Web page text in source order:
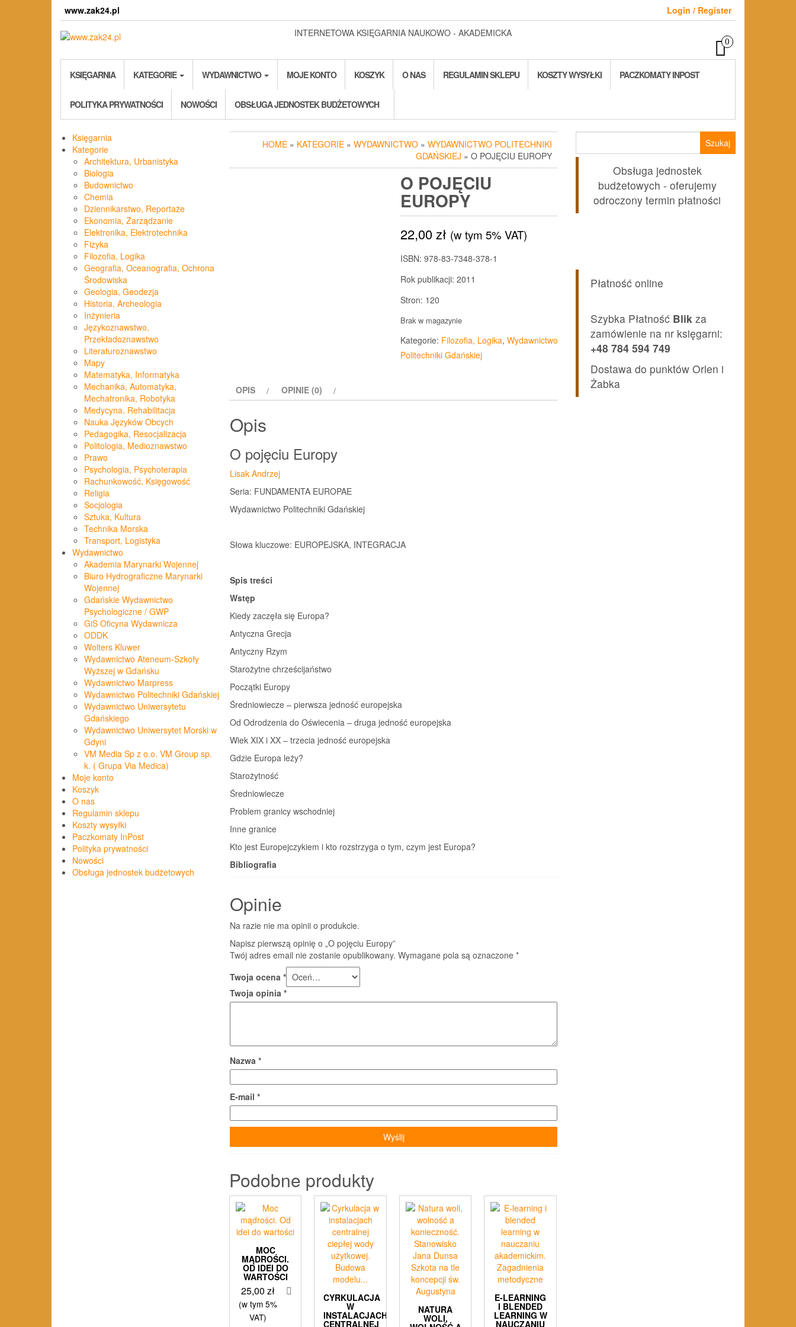
www.zak24.pl
Login / Register
INTERNETOWA KSIĘGARNIA NAUKOWO - AKADEMICKA
0
KSIĘGARNIA KATEGORIE WYDAWNICTWO MOJE KONTO KOSZYK O NAS REGULAMIN SKLEPU KOSZTY WYSYŁKI PACZKOMATY INPOST
POLITYKA PRYWATNOŚCI NOWOŚCI OBSŁUGA JEDNOSTEK BUDŻETOWYCH
Księgarnia
Kategorie
Architektura, Urbanistyka
Biologia
Budownictwo
Chemia
Dziennikarstwo, Reportaże
Ekonomia, Zarządzanie
Elektronika, Elektrotechnika
Fizyka
Filozofia, Logika
Geografia, Oceanografia, Ochrona
Środowiska
Geologia, Geodezja
Historia, Archeologia
Inżynieria
Językoznawstwo,
Przekładoznawstwo
Literaturoznawstwo
Mapy
Matematyka, Informatyka
Mechanika, Automatyka,
Mechatronika, Robotyka
Medycyna, Rehabilitacja
Nauka Języków Obcych
Pedagogika, Resocjalizacja
Politologia, Medioznawstwo
Prawo
Psychologia, Psychoterapia
Rachunkowość, Księgowość
Religia
Socjologia
Sztuka, Kultura
Technika Morska
Transport, Logistyka
Wydawnictwo
Akademia Marynarki Wojennej
Biuro Hydrograficzne Marynarki
Wojennej
Gdańskie Wydawnictwo
Psychologiczne / GWP
GiS Oficyna Wydawnicza
ODDK
Wolters Kluwer
Wydawnictwo Ateneum-Szkoły
Wyższej w Gdańsku
Wydawnictwo Marpress
Wydawnictwo Politechniki Gdańskiej
Wydawnictwo Uniwersytetu
Gdańskiego
Wydawnictwo Uniwersytet Morski w
Gdyni
VM Media Sp z o.o. VM Group sp.
k. ( Grupa Via Medica)
Moje konto
Koszyk
O nas
Regulamin sklepu
Koszty wysyłki
Paczkomaty InPost
Polityka prywatności
Nowości
Obsługa jednostek budżetowych
HOME » KATEGORIE » WYDAWNICTWO » WYDAWNICTWO POLITECHNIKI
GDAŃSKIEJ » O POJĘCIU EUROPY
O POJĘCIU
EUROPY
22,00zł (w tym 5% VAT)
ISBN: 978-83-7348-378-1
Rok publikacji: 2011
Stron: 120
Brak w magazynie
Kategorie: Filozofia, Logika, Wydawnictwo
Politechniki Gdańskiej
OPIS OPINIE (0)
Opis
O pojęciu Europy
Lisak Andrzej
Seria: FUNDAMENTA EUROPAE
Wydawnictwo Politechniki Gdańskiej
Słowa kluczowe: EUROPEJSKA, INTEGRACJA
Spis treści
Wstęp
Kiedy zaczęła się Europa?
Antyczna Grecja
Antyczny Rzym
Starożytne chrześcijaństwo
Początki Europy
Średniowiecze – pierwsza jedność europejska
Od Odrodzenia do Oświecenia – druga jedność europejska
Wiek XIX i XX – trzecia jedność europejska
Gdzie Europa leży?
Starożytność
Średniowiecze
Problem granicy wschodniej
Inne granice
Kto jest Europejczykiem i kto rozstrzyga o tym, czym jest Europa?
Bibliografia
Opinie
Na razie nie ma opinii o produkcie.
Napisz pierwszą opinię o „O pojęciu Europy”
Twój adres email nie zostanie opublikowany. Wymagane pola są oznaczone *
Twoja ocena *
Twoja opinia *
Nazwa *
E-mail *
Podobne produkty
MOC
MĄDROŚCI.
OD IDEI DO
WARTOŚCI
25,00zł
(w tym 5%
VAT)
CYRKULACJA
W
INSTALACJACH
CENTRALNEJ
NATURA
WOLI,
E-LEARNING
I BLENDED
LEARNING W
NAUCZANIU
Obsługa jednostek
budżetowych - oferujemy
odroczony termin płatności
Płatność online
Szybka Płatność Blik za
zamówienie na nr księgarni:
+48 784 594 749
Dostawa do punktów Orlen i
Żabka